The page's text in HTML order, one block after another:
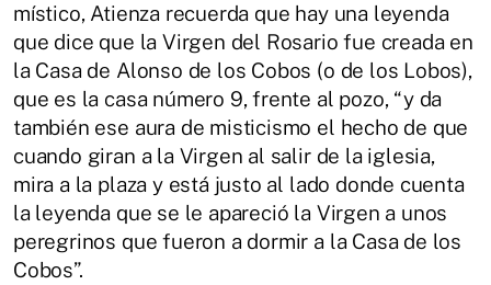
místico, Atienza recuerda que hay una leyenda
que dice que la Virgen del Rosario fue creada en
la Casa de Alonso de los Cobos (o de los Lobos),
que es la casa número 9, frente al pozo, “y da
también ese aura de misticismo el hecho de que
cuando giran a la Virgen al salir de la iglesia,
mira a la plaza y está justo al lado donde cuenta
la leyenda que se le apareció la Virgen a unos
peregrinos que fueron a dormir a la Casa de los
Cobos”.